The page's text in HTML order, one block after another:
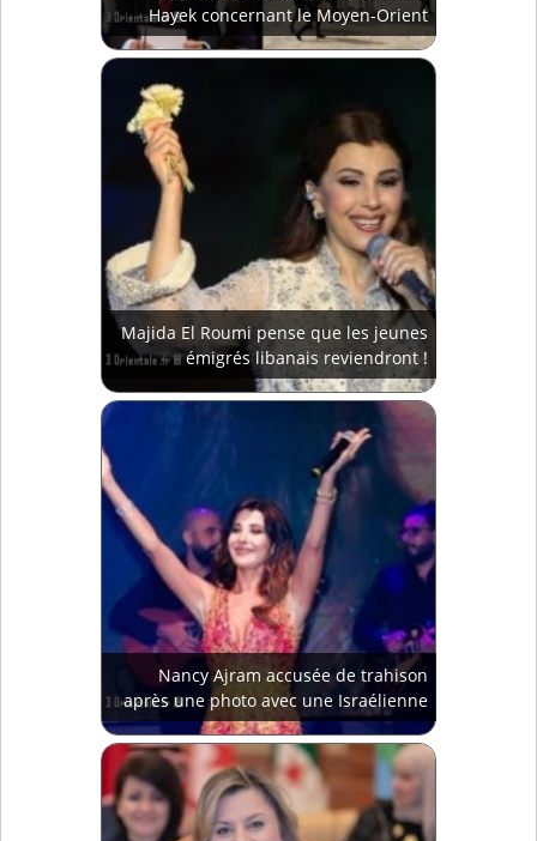
Hayek concernant le Moyen-Orient
Majida El Roumi pense que les jeunes
émigrés libanais reviendront !
Nancy Ajram accusée de trahison
après une photo avec une Israélienne